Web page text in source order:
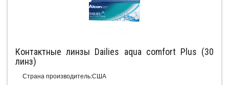
Контактные линзы Dailies aqua comfort Plus (30
линз)
Страна производитель:США